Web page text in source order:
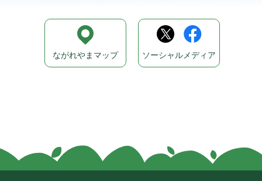
ながれやまマップ ソーシャルメディア